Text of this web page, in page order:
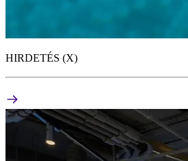
HIRDETÉS (X)